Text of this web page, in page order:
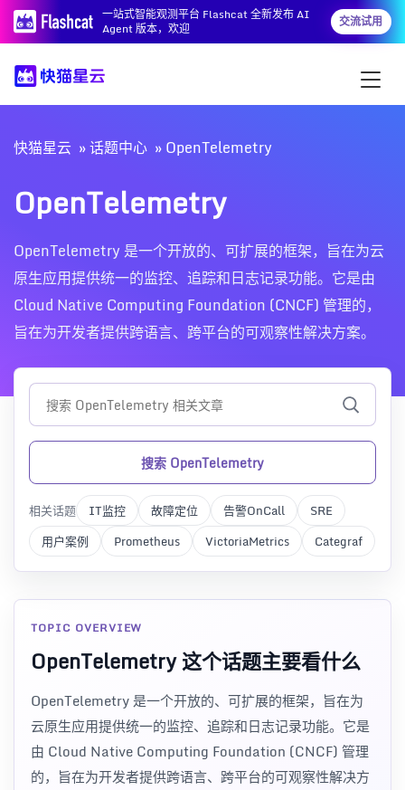
一站式智能观测平台 Flashcat 全新发布 AI
Agent 版本，欢迎
交流试用
快猫星云 话题中心 OpenTelemetry
OpenTelemetry
OpenTelemetry 是一个开放的、可扩展的框架，旨在为云
原生应用提供统一的监控、追踪和日志记录功能。它是由
Cloud Native Computing Foundation (CNCF) 管理的，
旨在为开发者提供跨语言、跨平台的可观察性解决方案。
搜索 OpenTelemetry
相关话题 IT监控 故障定位 告警OnCall
SRE
用户案例
Prometheus VictoriaMetrics Categraf
TOPIC OVERVIEW
OpenTelemetry 这个话题主要看什么
OpenTelemetry 是一个开放的、可扩展的框架，旨在为
云原生应用提供统一的监控、追踪和日志记录功能。它是
由 Cloud Native Computing Foundation (CNCF) 管理
的，旨在为开发者提供跨语言、跨平台的可观察性解决方